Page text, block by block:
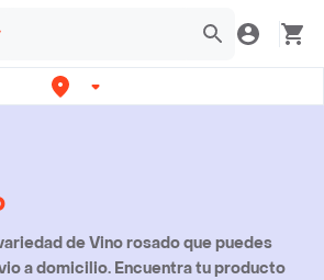
de Vino rosado que puedes
a domicilio. Encuentra tu producto